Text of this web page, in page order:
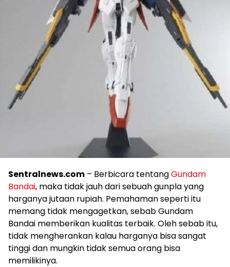
Sentralnews.com – Berbicara tentangGundam
Bandai, maka tidak jauh dari sebuah gunpla yang
harganya jutaan rupiah. Pemahaman seperti itu
memang tidak mengagetkan, sebab Gundam
Bandai memberikan kualitas terbaik. Oleh sebab itu,
tidak mengherankan kalau harganya bisa sangat
tinggi dan mungkin tidak semua orang bisa
memilikinya.